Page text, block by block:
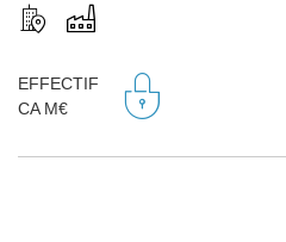
EFFECTIF
CA M€